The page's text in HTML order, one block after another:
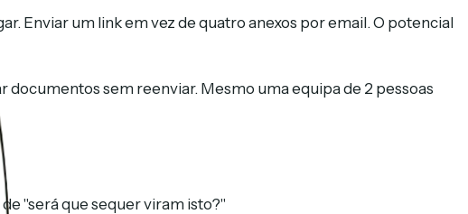
Enviar um link em vez de quatro anexos por email. O potencial
documentos sem reenviar. Mesmo uma equipa de 2 pessoas
"será que sequer viram isto?"